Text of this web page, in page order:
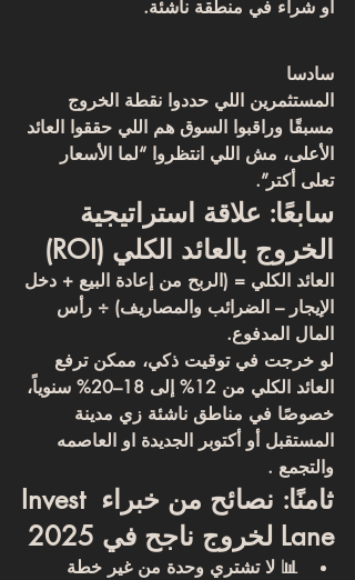
أو شراء في منطقة ناشئة.
سادسا
المستثمرين اللي حددوا نقطة الخروج
مسبقًا وراقبوا السوق هم اللي حققوا العائد
الأعلى، مش اللي انتظروا “لما الأسعار
تعلى أكتر”.
سابعًا: علاقة استراتيجية
الخروج بالعائد الكلي (ROI)
العائد الكلي = (الربح من إعادة البيع + دخل
الإيجار – الضرائب والمصاريف) ÷ رأس
المال المدفوع.
لو خرجت في توقيت ذكي، ممكن ترفع
العائد الكلي من 12% إلى 18–20% سنوياً،
خصوصًا في مناطق ناشئة زي مدينة
المستقبل أو أكتوبر الجديدة او العاصمه
والتجمع .
ثامنًا: نصائح من خبراء Invest
Lane لخروج ناجح في 2025
📊 لا تشتري وحدة من غير خطة